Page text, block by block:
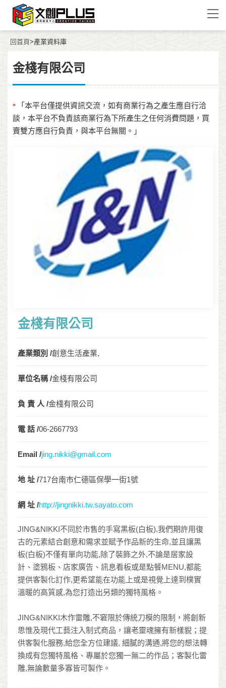
回首頁>產業資料庫
金棧有限公司
*
「本平台僅提供資訊交流，如有商業行為之產生應自行洽
談，本平台不負責該商業行為下所產生之任何消費問題，買
賣雙方應自行負責，與本平台無關。」
金棧有限公司
產業類別 /創意生活產業,
單位名稱 /金棧有限公司
負 責 人 /金棧有限公司
電 話 /06-2667793
Email /jing.nikki@gmail.com
地 址 /717台南市仁德區保學一街1號
網 址 /http://jingnikki.tw.sayato.com
JING&NIKKI不同於市售的手寫黑板(白板),我們期許用復
古的元素結合創意和需求並賦予作品新的生命,並且讓黑
板(白板)不僅有單向功能,除了裝飾之外,不論是居家設
計、塗鴉板、店家廣告、訊息看板或是點餐MENU,都能
提供客製化訂作,更希望能在功能上或是視覺上達到樸實
溫暖的高質感,為您打造出另類的獨特風格。
JING&NIKKI木作雷雕,不窘限於傳統刀模的限制，將創新
思惟及現代工藝注入制式商品，讓老靈魂擁有新樣貎；提
供客製化服務,給您全方位建議, 細膩的溝通,將您的想法轉
換成有您獨特風格、專屬於您獨一無二的作品；客製化雷
雕,無論數量多寡皆可製作。